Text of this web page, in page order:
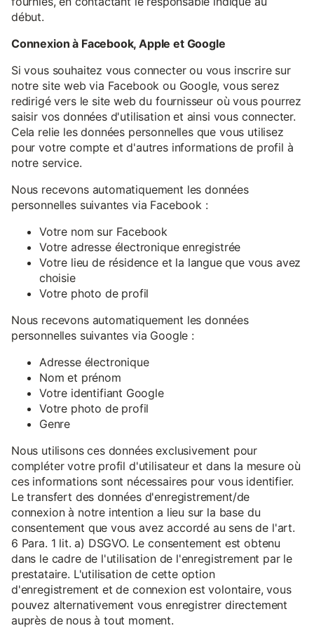
début.
Connexion à Facebook, Apple et Google
Si vous souhaitez vous connecter ou vous inscrire sur
notre site web via Facebook ou Google, vous serez
redirigé vers le site web du fournisseur où vous pourrez
saisir vos données d'utilisation et ainsi vous connecter.
Cela relie les données personnelles que vous utilisez
pour votre compte et d'autres informations de profil à
notre service.
Nous recevons automatiquement les données
personnelles suivantes via Facebook :
Votre nom sur Facebook
Votre adresse électronique enregistrée
Votre lieu de résidence et la langue que vous avez
choisie
Votre photo de profil
Nous recevons automatiquement les données
personnelles suivantes via Google :
Adresse électronique
Nom et prénom
Votre identifiant Google
Votre photo de profil
Genre
Nous utilisons ces données exclusivement pour
compléter votre profil d'utilisateur et dans la mesure où
ces informations sont nécessaires pour vous identifier.
Le transfert des données d'enregistrement/de
connexion à notre intention a lieu sur la base du
consentement que vous avez accordé au sens de l'art.
6 Para. 1 lit. a) DSGVO. Le consentement est obtenu
dans le cadre de l'utilisation de l'enregistrement par le
prestataire. L'utilisation de cette option
d'enregistrement et de connexion est volontaire, vous
pouvez alternativement vous enregistrer directement
auprès de nous à tout moment.